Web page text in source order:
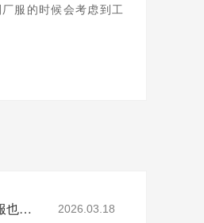
服的时候会考虑到工
一进厂就有人笑着打招呼，这样的工厂做出来的衣服也更让人放心 2026.03.18